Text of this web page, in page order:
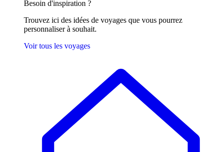
Besoin d'inspiration ?
Trouvez ici des idées de voyages que vous pourrez
personnaliser à souhait.
Voir tous les voyages